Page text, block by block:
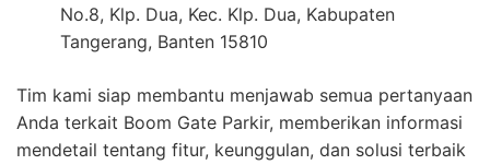
No.8, Klp. Dua, Kec. Klp. Dua, Kabupaten
Tangerang, Banten 15810
Tim kami siap membantu menjawab semua pertanyaan
Anda terkait Boom Gate Parkir, memberikan informasi
mendetail tentang fitur, keunggulan, dan solusi terbaik